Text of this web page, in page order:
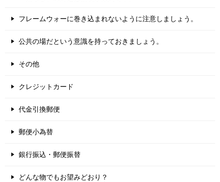
フレームウォーに巻き込まれないように注意しましょう。
公共の場だという意識を持っておきましょう。
その他
クレジットカード
代金引換郵便
郵便小為替
銀行振込・郵便振替
どんな物でもお望みどおり？